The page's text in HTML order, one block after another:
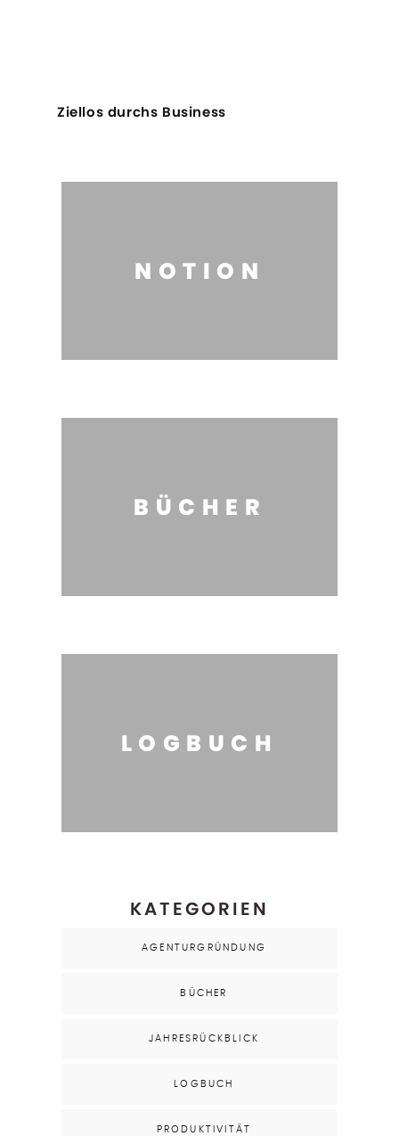
Ziellos durchs Business
NOTION
BÜCHER
LOGBUCH
KATEGORIEN
AGENTURGRÜNDUNG
BÜCHER
JAHRESRÜCKBLICK
LOGBUCH
PRODUKTIVITÄT